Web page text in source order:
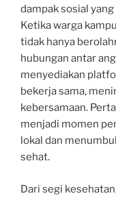
dampak sosial
Ketika warga
tidak hanya
hubungan antar
menyediakan
bekerja sama,
kebersamaan.
menjadi momen
lokal dan
sehat.
Dari segi